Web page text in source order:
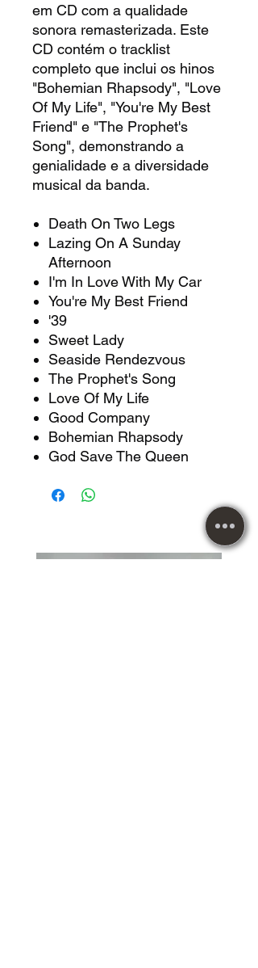
em CD com a qualidade
sonora remasterizada. Este
CD contém o tracklist
completo que inclui os hinos
"Bohemian Rhapsody", "Love
Of My Life", "You're My Best
Friend" e "The Prophet's
Song", demonstrando a
genialidade e a diversidade
musical da banda.
Death On Two Legs
Lazing On A Sunday
Afternoon
I'm In Love With My Car
You're My Best Friend
'39
Sweet Lady
Seaside Rendezvous
The Prophet's Song
Love Of My Life
Good Company
Bohemian Rhapsody
God Save The Queen